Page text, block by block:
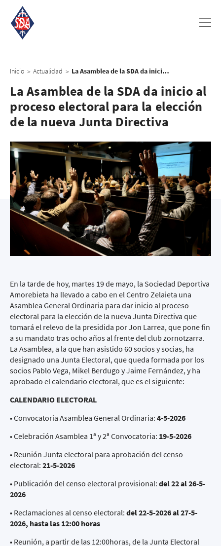
Inicio > Actualidad > La Asamblea de la SDA da inicio al proceso electoral para la elección de la nueva Junta Directiva
La Asamblea de la SDA da inicio al
proceso electoral para la elección
de la nueva Junta Directiva
En la tarde de hoy, martes 19 de mayo, la Sociedad Deportiva
Amorebieta ha llevado a cabo en el Centro Zelaieta una
Asamblea General Ordinaria para dar inicio al proceso
electoral para la elección de la nueva Junta Directiva que
tomará el relevo de la presidida por Jon Larrea, que pone fin
a su mandato tras ocho años al frente del club zornotzarra.
La Asamblea, a la que han asistido 60 socios y socias, ha
designado una Junta Electoral, que queda formada por los
socios Pablo Vega, Mikel Berdugo y Jaime Fernández, y ha
aprobado el calendario electoral, que es el siguiente:
CALENDARIO ELECTORAL
• Convocatoria Asamblea General Ordinaria: 4-5-2026
• Celebración Asamblea 1ª y 2ª Convocatoria: 19-5-2026
• Reunión Junta electoral para aprobación del censo
electoral: 21-5-2026
• Publicación del censo electoral provisional: del 22 al 26-5-
2026
• Reclamaciones al censo electoral: del 22-5-2026 al 27-5-
2026, hasta las 12:00 horas
• Reunión, a partir de las 12:00horas, de la Junta Electoral